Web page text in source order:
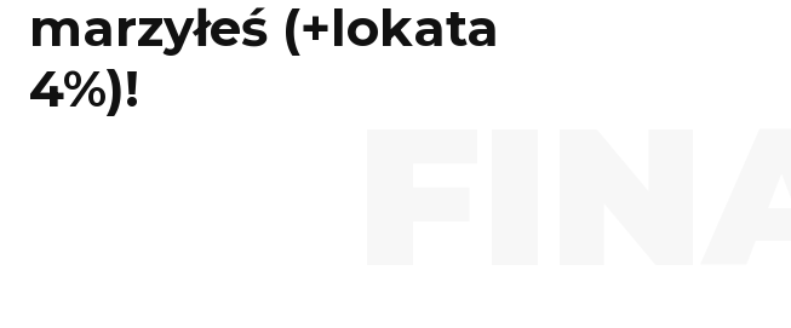
marzyłeś (+lokata
4%)!